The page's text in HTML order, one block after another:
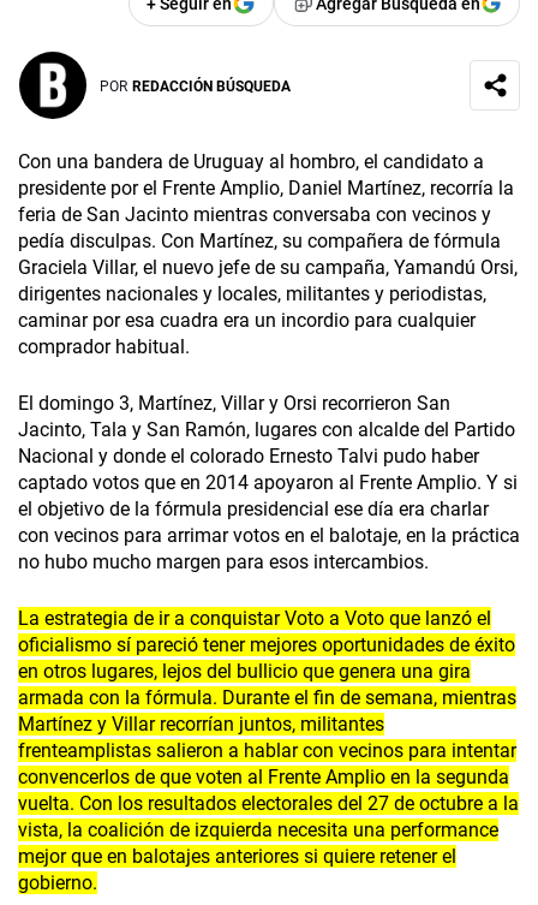
POR REDACCIÓN BÚSQUEDA
Con una bandera de Uruguay al hombro, el candidato a
presidente por el Frente Amplio, Daniel Martínez, recorría la
feria de San Jacinto mientras conversaba con vecinos y
pedía disculpas. Con Martínez, su compañera de fórmula
Graciela Villar, el nuevo jefe de su campaña, Yamandú Orsi,
dirigentes nacionales y locales, militantes y periodistas,
caminar por esa cuadra era un incordio para cualquier
comprador habitual.
El domingo 3, Martínez, Villar y Orsi recorrieron San
Jacinto, Tala y San Ramón, lugares con alcalde del Partido
Nacional y donde el colorado Ernesto Talvi pudo haber
captado votos que en 2014 apoyaron al Frente Amplio. Y si
el objetivo de la fórmula presidencial ese día era charlar
con vecinos para arrimar votos en el balotaje, en la práctica
no hubo mucho margen para esos intercambios.
La estrategia de ir a conquistar Voto a Voto que lanzó el
oficialismo sí pareció tener mejores oportunidades de éxito
en otros lugares, lejos del bullicio que genera una gira
armada con la fórmula. Durante el fin de semana, mientras
Martínez y Villar recorrían juntos, militantes
frenteamplistas salieron a hablar con vecinos para intentar
convencerlos de que voten al Frente Amplio en la segunda
vuelta. Con los resultados electorales del 27 de octubre a la
vista, la coalición de izquierda necesita una performance
mejor que en balotajes anteriores si quiere retener el
gobierno.